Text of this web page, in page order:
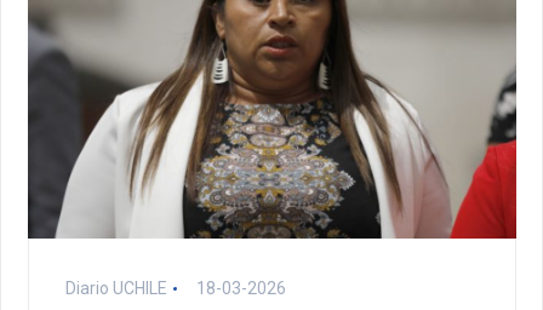
Diario UCHILE 18-03-2026